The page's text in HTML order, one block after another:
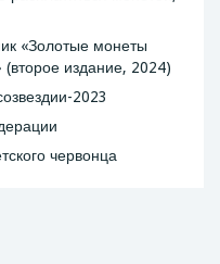
«Золотые монеты
издание, 2024)
2023
червонца